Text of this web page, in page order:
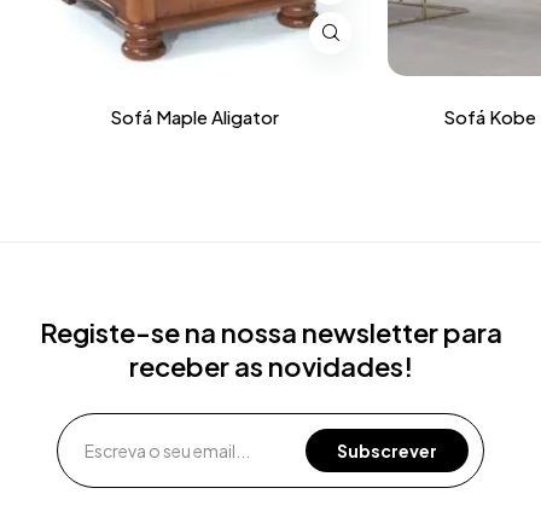
Sofá Maple Aligator Sofá Kobe
Registe-se na nossa newsletter para
receber as novidades!